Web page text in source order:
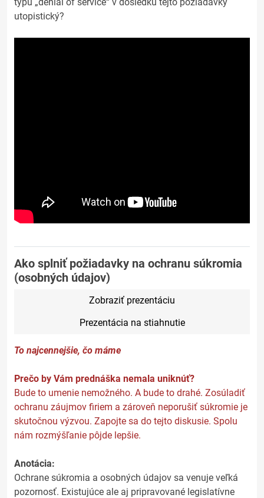
utopistický?
Ako splniť požiadavky na ochranu súkromia
(osobných údajov)
Zobraziť prezentáciu
Prezentácia na stiahnutie
To najcennejšie, čo máme
Prečo by Vám prednáška nemala uniknúť?
Bude to umenie nemožného. A bude to drahé. Zosúladiť
ochranu záujmov firiem a zároveň neporušiť súkromie je
skutočnou výzvou. Zapojte sa do tejto diskusie. Spolu
nám rozmýšľanie pôjde lepšie.
Anotácia:
Ochrane súkromia a osobných údajov sa venuje veľká
pozornosť. Existujúce ale aj pripravované legislatívne